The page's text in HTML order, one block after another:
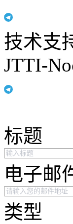
技术支
JTTI-
标题
电子邮
类型